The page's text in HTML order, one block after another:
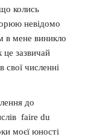
колись
невідомо
в мене виникло
це зазвичай
свої численні
до
faire du
моєї юності